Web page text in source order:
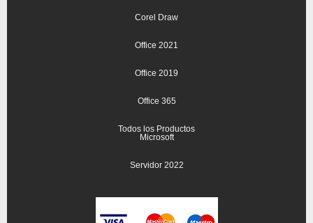
Corel Draw
Office 2021
Office 2019
Office 365
Todos los Productos
Microsoft
Servidor 2022